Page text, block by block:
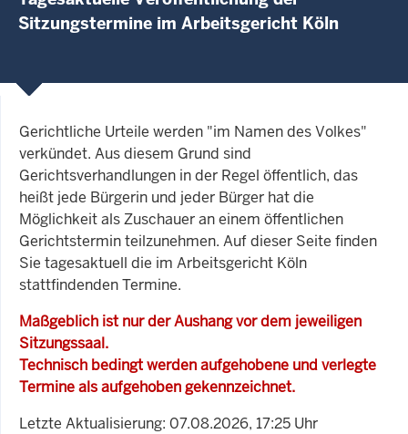
Sitzungstermine im Arbeitsgericht Köln
Gerichtliche Urteile werden "im Namen des Volkes"
verkündet. Aus diesem Grund sind
Gerichtsverhandlungen in der Regel öffentlich, das
heißt jede Bürgerin und jeder Bürger hat die
Möglichkeit als Zuschauer an einem öffentlichen
Gerichtstermin teilzunehmen. Auf dieser Seite finden
Sie tagesaktuell die im Arbeitsgericht Köln
stattfindenden Termine.
Maßgeblich ist nur der Aushang vor dem jeweiligen
Sitzungssaal.
Technisch bedingt werden aufgehobene und verlegte
Termine als aufgehoben gekennzeichnet.
Letzte Aktualisierung: 07.08.2026, 17:25 Uhr